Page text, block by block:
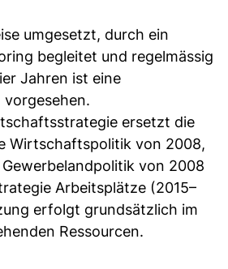
umgesetzt, durch ein
begleitet und regelmässig
Jahren ist eine
vorgesehen.
ersetzt die
Wirtschaftspolitik von 2008,
von 2008
Arbeitsplätze (2015–
erfolgt grundsätzlich im
Ressourcen.